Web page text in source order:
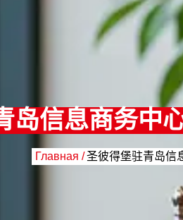
岛信息商务中
Главная / 圣彼得堡驻青岛信